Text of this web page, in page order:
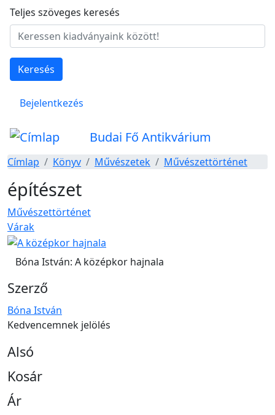
Ugrás a tartalomra
Teljes szöveges keresés
Keresés
Felhasználói fiók menüje
Bejelentkezés
Budai Fő Antikvárium
Címlap Könyv Művészetek Művészettörténet
építészet
Művészettörténet
Várak
Bóna István: A középkor hajnala
Szerző
Bóna István
Kedvencemnek jelölés
Alsó
Kosár
Ár